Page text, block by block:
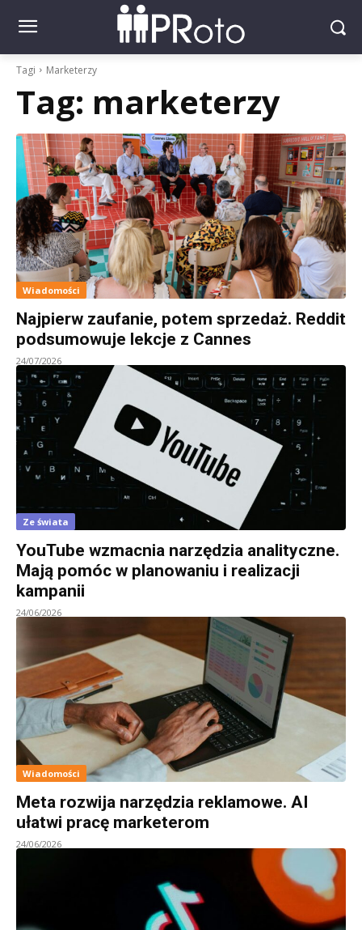
Tagi Marketerzy
Tag: marketerzy
Wiadomości
Najpierw zaufanie, potem sprzedaż. Reddit
podsumowuje lekcje z Cannes
24/07/2026
Ze świata
YouTube wzmacnia narzędzia analityczne.
Mają pomóc w planowaniu i realizacji
kampanii
24/06/2026
Wiadomości
Meta rozwija narzędzia reklamowe. AI
ułatwi pracę marketerom
24/06/2026